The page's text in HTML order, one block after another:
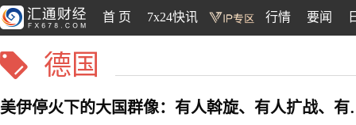
首 页 7x24快讯 行情 要闻
德国
美伊停火下的